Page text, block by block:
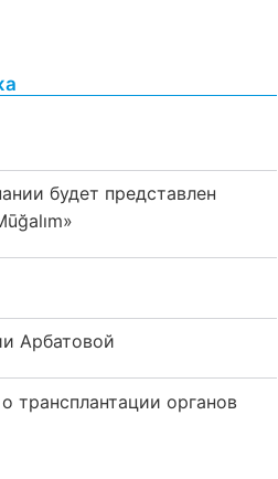
будет представлен
Арбатовой
трансплантации органов